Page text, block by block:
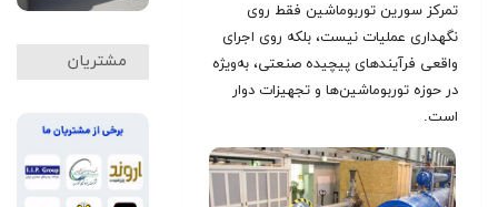
تمرکز سورین توربوماشین فقط روی
نگهداری عملیات نیست، بلکه روی اجرای
واقعی فرآیندهای پیچیده صنعتی، به‌ویژه
در حوزه توربوماشین‌ها و تجهیزات دوار
است.
مشتریان